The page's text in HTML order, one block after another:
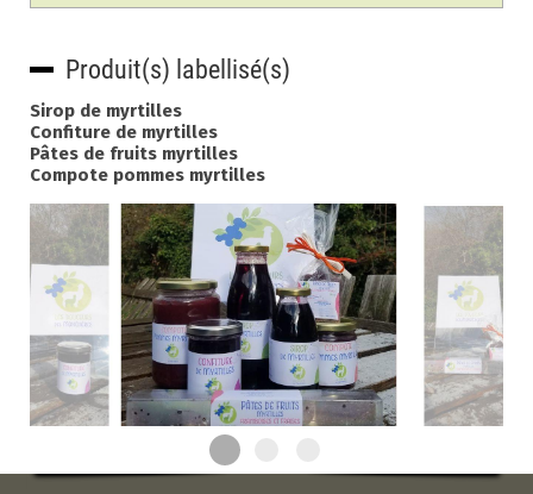
Produit(s) labellisé(s)
Sirop de myrtilles
Confiture de myrtilles
Pâtes de fruits myrtilles
Compote pommes myrtilles